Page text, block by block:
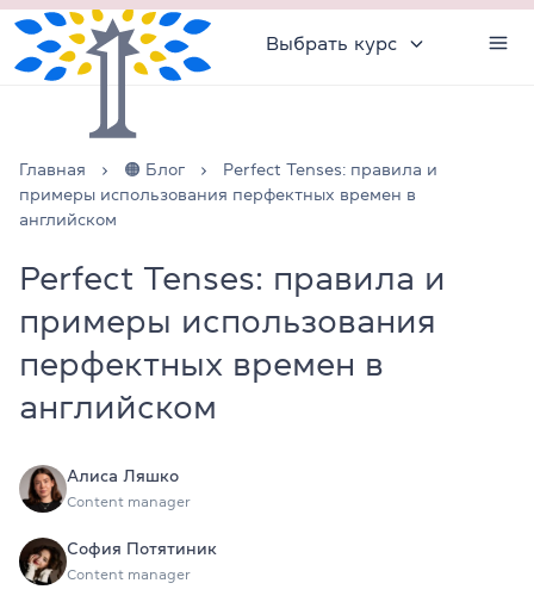
Выбрать курс
Главная 🟠 Блог
Perfect Tenses: правила и
примеры использования перфектных времен в
английском
Perfect Tenses: правила и
примеры использования
перфектных времен в
английском
Алиса Ляшко
Content manager
София Потятиник
Content manager